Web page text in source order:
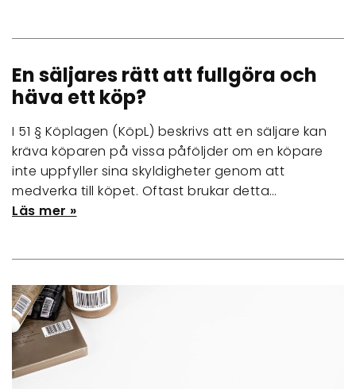
En säljares rätt att fullgöra och
häva ett köp?
I 51 § Köplagen (KöpL) beskrivs att en säljare kan
kräva köparen på vissa påföljder om en köpare
inte uppfyller sina skyldigheter genom att
medverka till köpet. Oftast brukar detta…
Läs mer »